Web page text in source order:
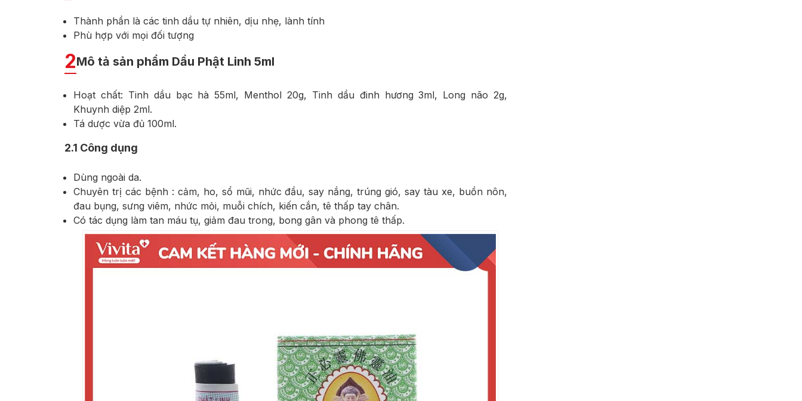
Thành phần là các tinh dầu tự nhiên, dịu nhẹ, lành tính
Phù hợp với mọi đối tượng
2Mô tả sản phẩm Dầu Phật Linh 5ml
Hoạt chất: Tinh dầu bạc hà 55ml, Menthol 20g, Tinh dầu đinh hương 3ml, Long não 2g,
Khuynh diệp 2ml.
Tá dược vừa đủ 100ml.
2.1 Công dụng
Dùng ngoài da.
Chuyên trị các bệnh : cảm, ho, sổ mũi, nhức đầu, say nắng, trúng gió, say tàu xe, buồn nôn,
đau bụng, sưng viêm, nhức mỏi, muỗi chích, kiến cắn, tê thấp tay chân.
Có tác dụng làm tan máu tụ, giảm đau trong, bong gân và phong tê thấp.